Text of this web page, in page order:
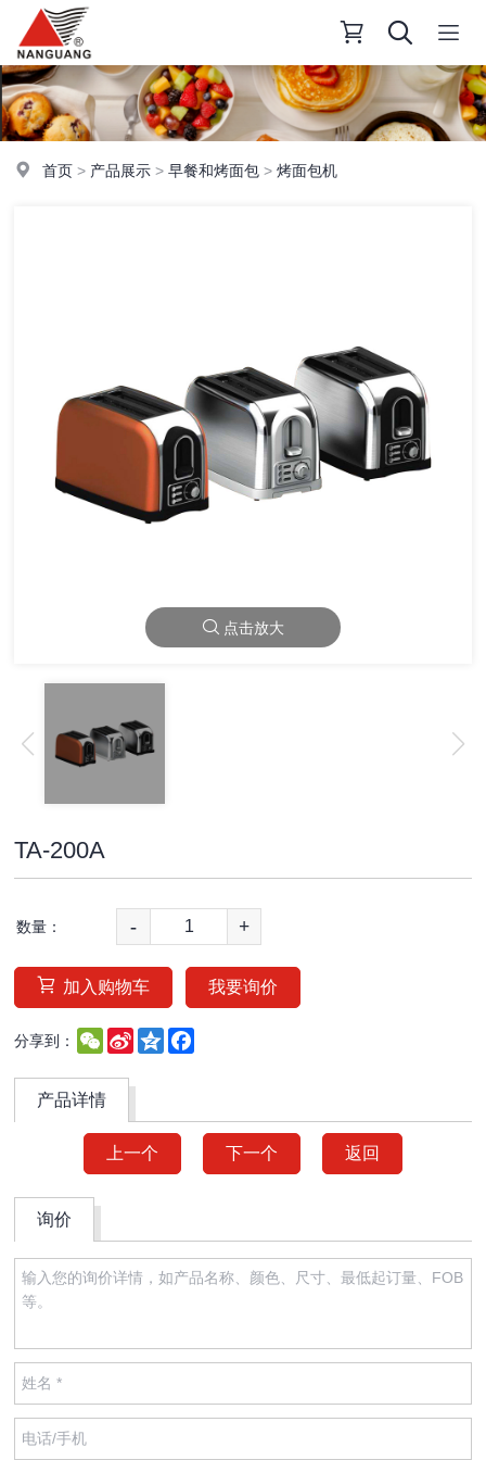
首页 > 产品展示 >早餐和烤面包 >烤面包机
点击放大
TA-200A
数量： - +
加入购物车 我要询价
分享到： WeChat
Sina
Weibo
Qzone
产品详情
上一个 下一个 返回
询价